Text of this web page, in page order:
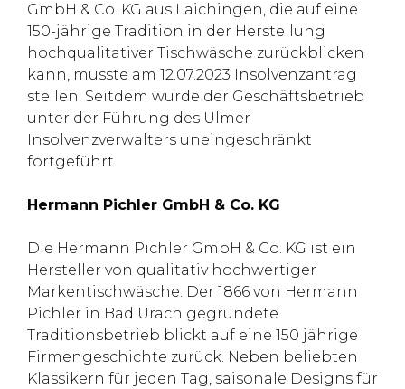
GmbH & Co. KG aus Laichingen, die auf eine
150-jährige Tradition in der Herstellung
hochqualitativer Tischwäsche zurückblicken
kann, musste am 12.07.2023 Insolvenzantrag
stellen. Seitdem wurde der Geschäftsbetrieb
unter der Führung des Ulmer
Insolvenzverwalters uneingeschränkt
fortgeführt.
Hermann Pichler GmbH & Co. KG
Die Hermann Pichler GmbH & Co. KG ist ein
Hersteller von qualitativ hochwertiger
Markentischwäsche. Der 1866 von Hermann
Pichler in Bad Urach gegründete
Traditionsbetrieb blickt auf eine 150 jährige
Firmengeschichte zurück. Neben beliebten
Klassikern für jeden Tag, saisonale Designs für